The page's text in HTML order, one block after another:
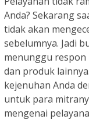
Anda? Sekarang
tidak akan
sebelumnya. Jadi
menunggu
dan produk
kejenuhan Anda
untuk para
mengenai